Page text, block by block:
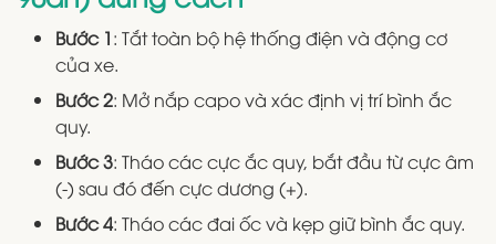
Bước 1: Tắt toàn bộ hệ thống điện và động cơ
của xe.
Bước 2: Mở nắp capo và xác định vị trí bình ắc
quy.
Bước 3: Tháo các cực ắc quy, bắt đầu từ cực âm
(-) sau đó đến cực dương (+).
Bước 4: Tháo các đai ốc và kẹp giữ bình ắc quy.